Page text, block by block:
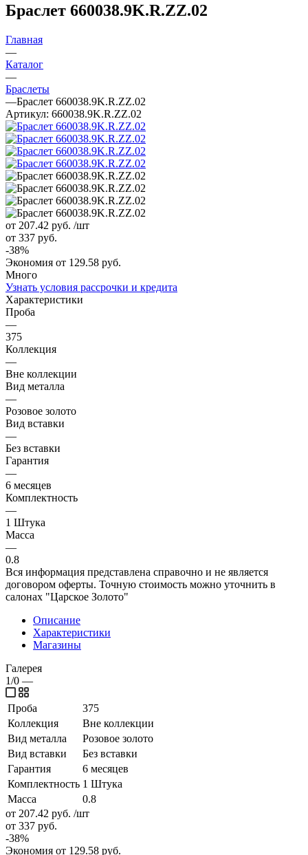
Браслет 660038.9K.R.ZZ.02
Главная
—
Каталог
—
Браслеты
—Браслет 660038.9K.R.ZZ.02
Артикул: 660038.9K.R.ZZ.02
от 207.42 руб. /шт
от 337 руб.
-38%
Экономия от 129.58 руб.
Много
Узнать условия рассрочки и кредита
Характеристики
Проба
—
375
Коллекция
—
Вне коллекции
Вид металла
—
Розовое золото
Вид вставки
—
Без вставки
Гарантия
—
6 месяцев
Комплектность
—
1 Штука
Масса
—
0.8
Вся информация представлена справочно и не является
договором оферты. Точную стоимость можно уточнить в
салонах "Царское Золото"
Описание
Характеристики
Магазины
Галерея
1/0 —
Проба
375
Коллекция
Вне коллекции
Вид металла
Розовое золото
Вид вставки
Без вставки
Гарантия
6 месяцев
Комплектность 1 Штука
Масса
0.8
от 207.42 руб. /шт
от 337 руб.
-38%
Экономия от 129.58 руб.